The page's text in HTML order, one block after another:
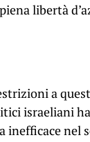
libertà
a
israeliani
inefficace nel